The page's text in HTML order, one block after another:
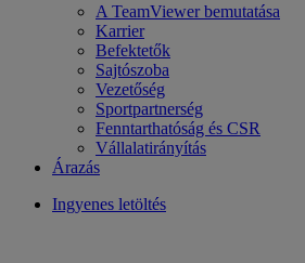
A TeamViewer bemutatása
Karrier
Befektetők
Sajtószoba
Vezetőség
Sportpartnerség
Fenntarthatóság és CSR
Vállalatirányítás
Árazás
Ingyenes letöltés